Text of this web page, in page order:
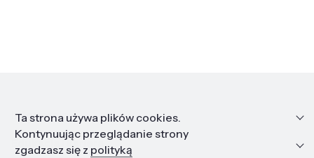
Informacje
Edukacja i kariera
Ta strona używa plików cookies.
Kontynuując przeglądanie strony
zgadzasz się z polityką